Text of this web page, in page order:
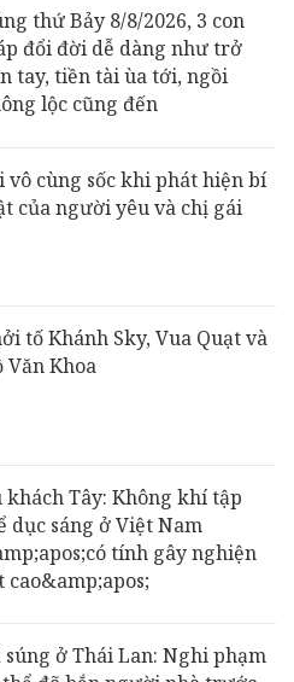
thứ Bảy 8/8/2026, 3 con
đổi đời dễ dàng như trở
tay, tiền tài ùa tới, ngồi
lộc cũng đến
vô cùng sốc khi phát hiện bí
của người yêu và chị gái
tố Khánh Sky, Vua Quạt và
Văn Khoa
khách Tây: Không khí tập
dục sáng ở Việt Nam
tính gây nghiện
cao&amp;apos;
súng ở Thái Lan: Nghi phạm